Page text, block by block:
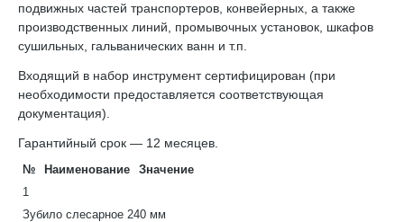
подвижных частей транспортеров, конвейерных, а также
производственных линий, промывочных установок, шкафов
сушильных, гальванических ванн и т.п.
Входящий в набор инструмент сертифицирован (при
необходимости предоставляется соответствующая
документация).
Гарантийный срок — 12 месяцев.
№ Наименование
Значение
1
Зубило слесарное 240 мм